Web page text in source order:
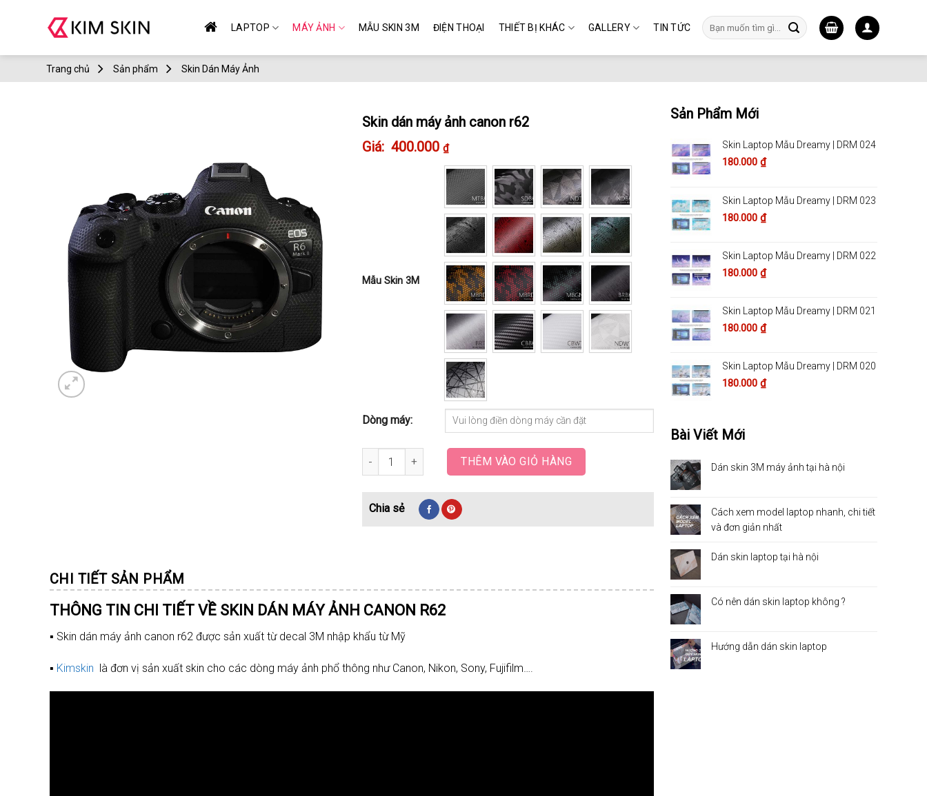
LAPTOP MÁY ẢNH MẪU SKIN 3M ĐIỆN THOẠI THIẾT BỊ KHÁC GALLERY TIN TỨC
Tìm
kiếm:
Trang chủ Sản phẩm Skin Dán Máy Ảnh
Sản Phẩm Mới
Skin Laptop Mẫu Dreamy | DRM 024
180.000 ₫
Skin Laptop Mẫu Dreamy | DRM 023
180.000 ₫
Skin Laptop Mẫu Dreamy | DRM 022
180.000 ₫
Skin Laptop Mẫu Dreamy | DRM 021
180.000 ₫
Skin Laptop Mẫu Dreamy | DRM 020
180.000 ₫
Bài Viết Mới
Dán skin 3M máy ảnh tại hà nội
Cách xem model laptop nhanh, chi tiết
và đơn giản nhất
Dán skin laptop tại hà nội
Có nên dán skin laptop không ?
Hướng dẫn dán skin laptop
Skin dán máy ảnh canon r62
400.000 ₫
Mẫu Skin 3M
Dòng máy:
Skin dán máy ảnh canon r62 số lượng
THÊM VÀO GIỎ HÀNG
CHI TIẾT SẢN PHẨM
THÔNG TIN CHI TIẾT VỀ SKIN DÁN MÁY ẢNH CANON R62
▪️ Skin dán máy ảnh canon r62 được sản xuất từ decal 3M nhập khẩu từ Mỹ
▪️ Kimskin là đơn vị sản xuất skin cho các dòng máy ảnh phổ thông như Canon, Nikon, Sony, Fujifilm….